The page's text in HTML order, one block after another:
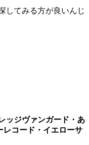
してみる方が良いんじ
ッジヴァンガード・あ
レコード・イエローサ